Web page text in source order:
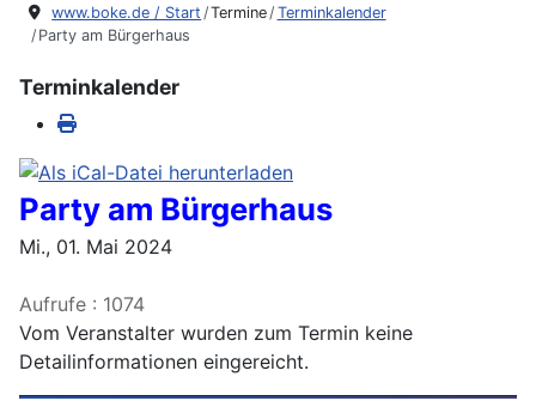
www.boke.de / Start Termine Terminkalender
Party am Bürgerhaus
Terminkalender
Party am Bürgerhaus
Mi., 01. Mai 2024
Aufrufe : 1074
Vom Veranstalter wurden zum Termin keine
Detailinformationen eingereicht.